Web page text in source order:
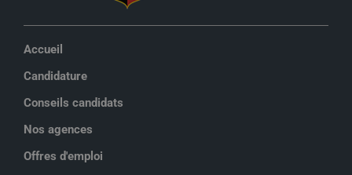
Accueil
Candidature
Conseils candidats
Nos agences
Offres d'emploi